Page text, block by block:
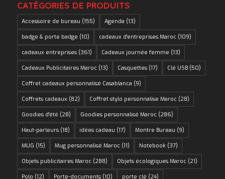
CATÉGORIES DE PRODUITS
Accessoire de bureau (155) Agenda (13)
badge & porte badge (10) cadeaux d'entreprises Maroc(109)
cadeaux entreprises(361) Cadeaux journée femme (13)
Cadeaux Publicitaires Maroc(13) Casquettes(17) Clé USB(50)
Coffret cadeaux personnalisé Casablanca (9)
Coffrets cadeaux (82) Coffret stylo personnalise Maroc(28)
Goodies d'été (28) Goodies personnalisé Maroc(286)
Haut-parleurs(18) idées cadeau (17) Montre Bureau (9)
MUG (15) Mug personnalisé Maroc(11) Notebook(37)
Objets publicitaires Maroc(288) Objets écologiques Maroc(21)
Polo (12) Porte-documents(10) porte clé (24)